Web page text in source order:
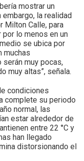
mostrar un
la realidad
Milton Calle, para
lo menos en un
se ubica por
muchas
muy pocas,
muy altas”, señala.
condiciones
complete su periodo
normal, las
estar alrededor de
entre 22 °C y
han llegado
distorsionando el